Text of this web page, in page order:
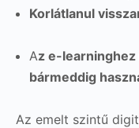
Korlátlanul
Az e-learninghez
bármeddig
Az emelt szintű